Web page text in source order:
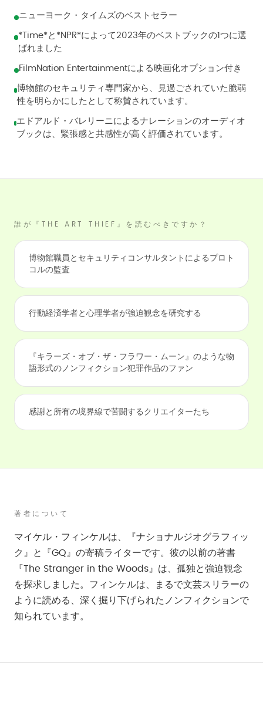
ニューヨーク・タイムズのベストセラー
*Time*と*NPR*によって2023年のベストブックの1つに選
ばれました
FilmNation Entertainmentによる映画化オプション付き
博物館のセキュリティ専門家から、見過ごされていた脆弱
性を明らかにしたとして称賛されています。
エドアルド・バレリーニによるナレーションのオーディオ
ブックは、緊張感と共感性が高く評価されています。
誰が『THE ART THIEF』を読むべきですか？
博物館職員とセキュリティコンサルタントによるプロト
コルの監査
行動経済学者と心理学者が強迫観念を研究する
『キラーズ・オブ・ザ・フラワー・ムーン』のような物
語形式のノンフィクション犯罪作品のファン
感謝と所有の境界線で苦闘するクリエイターたち
著者について
マイケル・フィンケルは、『ナショナルジオグラフィッ
ク』と『GQ』の寄稿ライターです。彼の以前の著書
『The Stranger in the Woods』は、孤独と強迫観念
を探求しました。フィンケルは、まるで文芸スリラーの
ように読める、深く掘り下げられたノンフィクションで
知られています。